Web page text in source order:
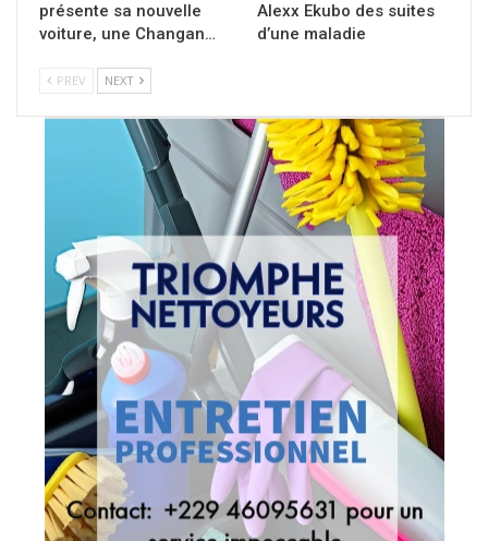
présente sa nouvelle
voiture, une Changan…
Alexx Ekubo des suites
d’une maladie
PREV NEXT